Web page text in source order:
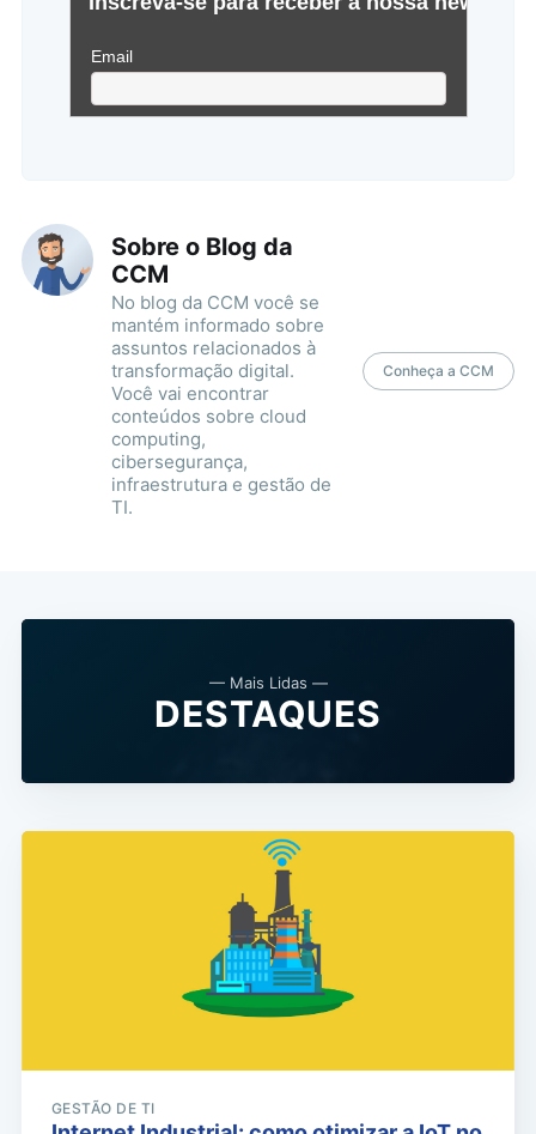
Sobre o Blog da
CCM
No blog da CCM você se
mantém informado sobre
assuntos relacionados à
transformação digital.
Você vai encontrar
conteúdos sobre cloud
computing,
cibersegurança,
infraestrutura e gestão de
TI.
Conheça a CCM
— Mais Lidas —
DESTAQUES
GESTÃO DE TI